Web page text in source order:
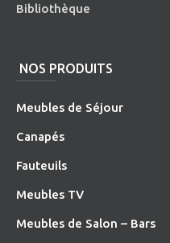
Bibliothèque
NOS PRODUITS
Meubles de Séjour
Canapés
Fauteuils
Meubles TV
Meubles de Salon – Bars